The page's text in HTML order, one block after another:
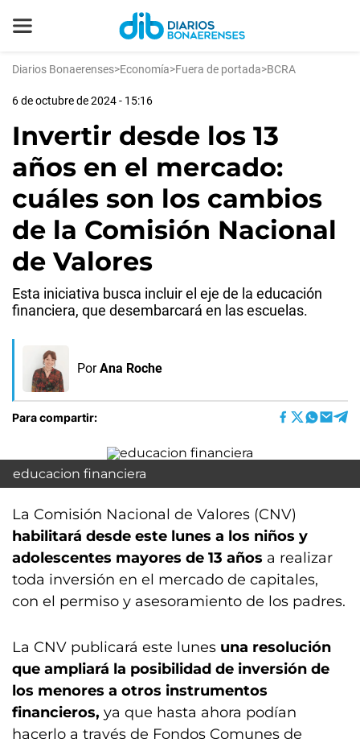
Diarios Bonaerenses>Economía>Fuera de portada>BCRA
6 de octubre de 2024 - 15:16
Invertir desde los 13
años en el mercado:
cuáles son los cambios
de la Comisión Nacional
de Valores
Esta iniciativa busca incluir el eje de la educación
financiera, que desembarcará en las escuelas.
Por Ana Roche
Para compartir:
educacion financiera
La Comisión Nacional de Valores (CNV)
habilitará desde este lunes a los niños y
adolescentes mayores de 13 años a realizar
toda inversión en el mercado de capitales,
con el permiso y asesoramiento de los padres.
La CNV publicará este lunes una resolución
que ampliará la posibilidad de inversión de
los menores a otros instrumentos
financieros, ya que hasta ahora podían
hacerlo a través de Fondos Comunes de